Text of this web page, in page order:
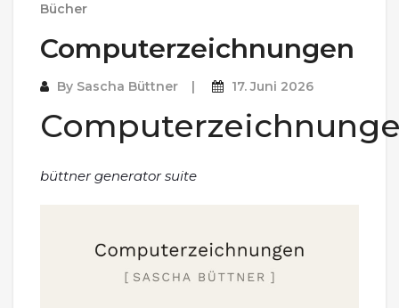
Bücher
Computerzeichnungen
By Sascha Büttner 17. Juni 2026
büttner generator suite